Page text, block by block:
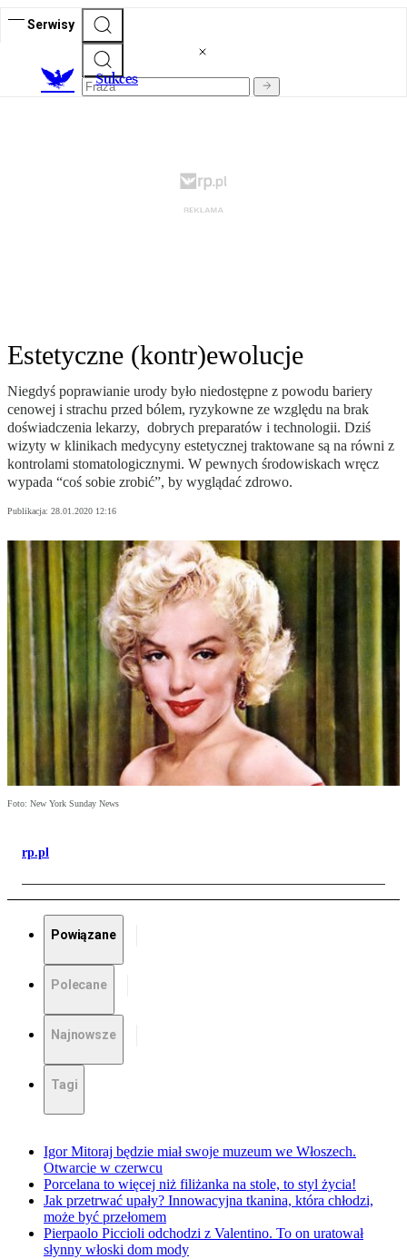
Serwisy
Sukces
Estetyczne (kontr)ewolucje
Niegdyś poprawianie urody było niedostępne z powodu bariery
cenowej i strachu przed bólem, ryzykowne ze względu na brak
doświadczenia lekarzy, dobrych preparatów i technologii. Dziś
wizyty w klinikach medycyny estetycznej traktowane są na równi z
kontrolami stomatologicznymi. W pewnych środowiskach wręcz
wypada “coś sobie zrobić”, by wyglądać zdrowo.
Publikacja: 28.01.2020 12:16
Foto: New York Sunday News
rp.pl
Powiązane
Polecane
Najnowsze
Tagi
Igor Mitoraj będzie miał swoje muzeum we Włoszech.
Otwarcie w czerwcu
Porcelana to więcej niż filiżanka na stole, to styl życia!
Jak przetrwać upały? Innowacyjna tkanina, która chłodzi,
może być przełomem
Pierpaolo Piccioli odchodzi z Valentino. To on uratował
słynny włoski dom mody